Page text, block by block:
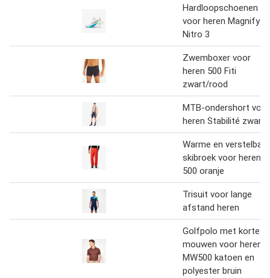
Hardloopschoenen
voor heren Magnify
Nitro 3
Zwemboxer voor
heren 500 Fiti
zwart/rood
MTB-ondershort voor
heren Stabilité zwart
Warme en verstelbare
skibroek voor heren
500 oranje
Trisuit voor lange
afstand heren
Golfpolo met korte
mouwen voor heren
MW500 katoen en
polyester bruin